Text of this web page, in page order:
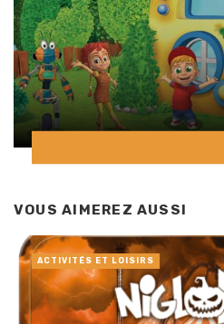
VOUS AIMEREZ AUSSI
ACTIVITÉS ET LOISIRS